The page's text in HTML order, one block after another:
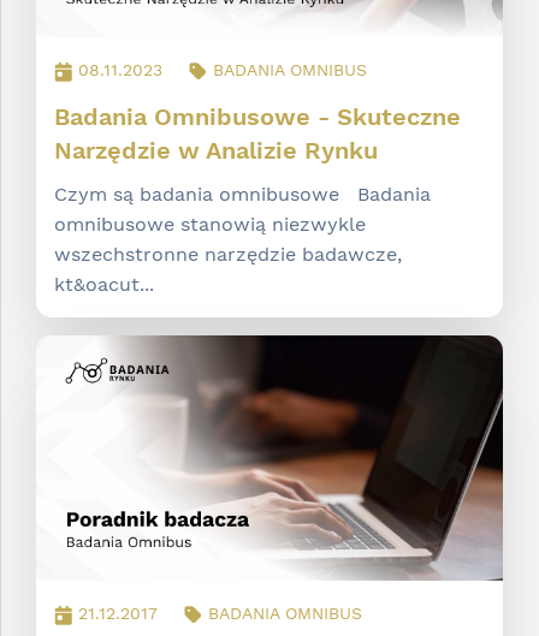
08.11.2023 BADANIA OMNIBUS
Badania Omnibusowe - Skuteczne
Narzędzie w Analizie Rynku
Czym są badania omnibusowe Badania
omnibusowe stanowią niezwykle
wszechstronne narzędzie badawcze,
kt&oacut...
21.12.2017 BADANIA OMNIBUS